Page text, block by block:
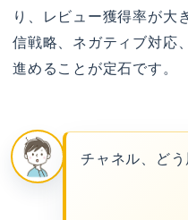
り、レビュー獲得率が大
信戦略、ネガティブ対応
進めることが定石です。
チャネル、どう